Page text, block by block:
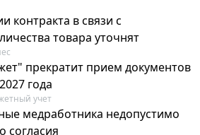
контракта в связи с
товара уточнят
прекратит прием документов
года
учет
медработника недопустимо
согласия